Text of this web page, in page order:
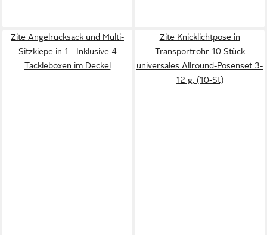
Zite Angelrucksack und Multi-
Sitzkiepe in 1 - Inklusive 4
Tackleboxen im Deckel
Zite Knicklichtpose in
Transportrohr 10 Stück
universales Allround-Posenset 3-
12 g, (10-St)